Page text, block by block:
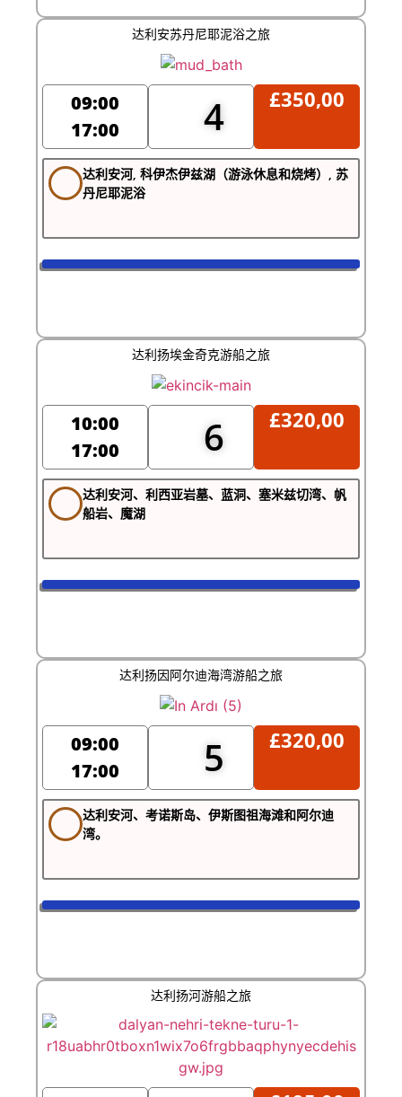
达利安苏丹尼耶泥浴之旅
09:00
17:00
4 £350,00
达利安河, 科伊杰伊兹湖（游泳休息和烧烤）, 苏
丹尼耶泥浴
达利扬埃金奇克游船之旅
10:00
17:00
6 £320,00
达利安河、利西亚岩墓、蓝洞、塞米兹切湾、帆
船岩、魔湖
达利扬因阿尔迪海湾游船之旅
09:00
17:00
5 £320,00
达利安河、考诺斯岛、伊斯图祖海滩和阿尔迪
湾。
达利扬河游船之旅